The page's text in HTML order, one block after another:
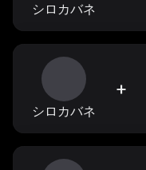
シロカバネ
シロカバネ
+